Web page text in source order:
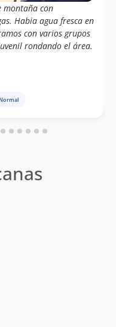
Uribe , Carlos X
De Llegada)
M, Renzo
Harfagar
Olaechea,
montaña con
Habia agua fresca en
con varios grupos
rondando el área.